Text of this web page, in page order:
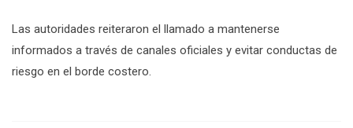
Las autoridades reiteraron el llamado a mantenerse
informados a través de canales oficiales y evitar conductas de
riesgo en el borde costero.